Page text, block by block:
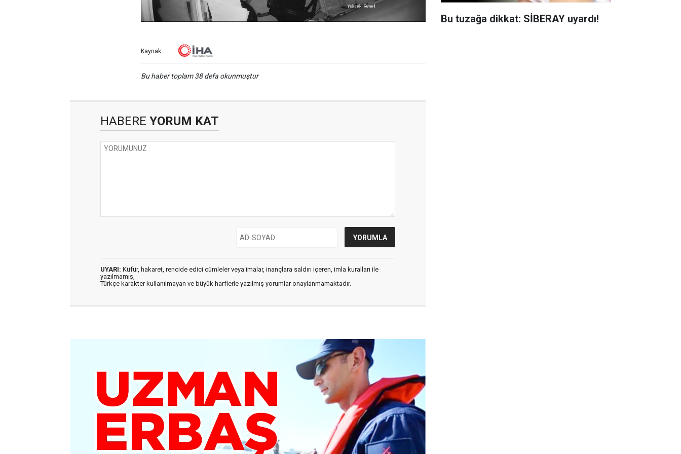
Kaynak:
Bu haber toplam 38 defa okunmuştur
HABERE YORUM KAT
UYARI: Küfür, hakaret, rencide edici cümleler veya imalar, inançlara saldırı içeren, imla kuralları ile
yazılmamış,
Türkçe karakter kullanılmayan ve büyük harflerle yazılmış yorumlar onaylanmamaktadır.
Bu tuzağa dikkat: SİBERAY uyardı!